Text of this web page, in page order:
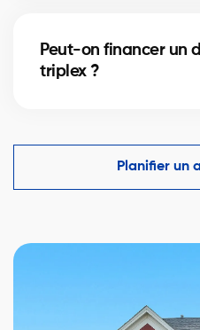
votre capacité d’emprunt.
Peut-on financer un
triplex ?
locatifs; nos partenaires
fonds et vos conditions.
Planifier un